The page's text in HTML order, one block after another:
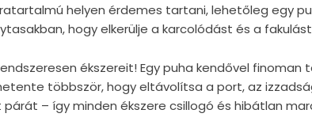
helyen érdemes tartani, lehetőleg egy
hogy elkerülje a karcolódást és a
ékszereit! Egy puha kendővel finoman
többször, hogy eltávolítsa a port, az
– így minden ékszere csillogó és hibátlan